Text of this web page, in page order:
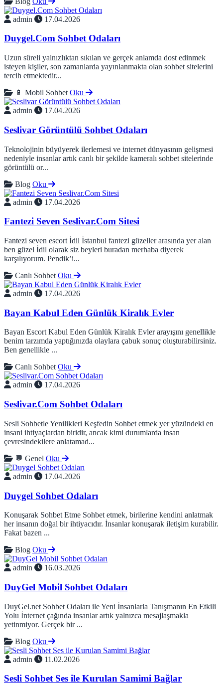
admin 17.04.2026
Duygel.Com Sohbet Odaları
Uzun süreli yalnızlıktan sıkılan ve gerçek anlamda dost edinmek
isteyen kişiler, son zamanlarda yayınlanmakta olan sohbet sitelerini
tercih etmektedir...
📱 Mobil Sohbet Oku
admin 17.04.2026
Seslivar Görüntülü Sohbet Odaları
Teknolojinin büyüyerek ilerlemesi ve internet dünyasının gelişmesi
nedeniyle insanlar artık canlı bir şekilde kameralı sohbet sitelerinde
görüntülü or...
Blog Oku
admin 17.04.2026
Fantezi Seven Seslivar.Com Sitesi
Fantezi seven escort İdil İstanbul fantezi güzeller arasında yer alan
ben güzel İdil olarak siz beyleri buradan merhaba diyerek
karşılıyorum. Pendik’i...
Canlı Sohbet Oku
admin 17.04.2026
Bayan Kabul Eden Günlük Kiralık Evler
Bayan Escort Kabul Eden Günlük Kiralık Evler arayışını genellikle
benim tarzımda yaptığınızda olaylara çabuk sonuç oluşturabilirsiniz.
Ben genellikle ...
Canlı Sohbet Oku
admin 17.04.2026
Seslivar.Com Sohbet Odaları
Sesli Sohbetle Yenilikleri Keşfedin Sohbet etmek yer yüzündeki en
insani ihtiyaçlardan biridir, ancak kimi durumlarda insan
çevresindekilere anlatamad...
💬 Genel Oku
admin 17.04.2026
Duygel Sohbet Odaları
Konuşarak Sohbet Etme Sohbet etmek, birilerine kendini anlatmak
her insanın doğal bir ihtiyacıdır. İnsanlar konuşarak iletişim kurabilir.
Fakat bazen ...
Blog Oku
admin 16.03.2026
DuyGel Mobil Sohbet Odaları
DuyGel.net Sohbet Odaları ile Yeni İnsanlarla Tanışmanın En Etkili
Yolu İnternet çağında insanlar artık yalnızca mesajlaşmakla
yetinmiyor. Gerçek bir ...
Blog Oku
admin 11.02.2026
Sesli Sohbet Ses ile Kurulan Samimi Bağlar